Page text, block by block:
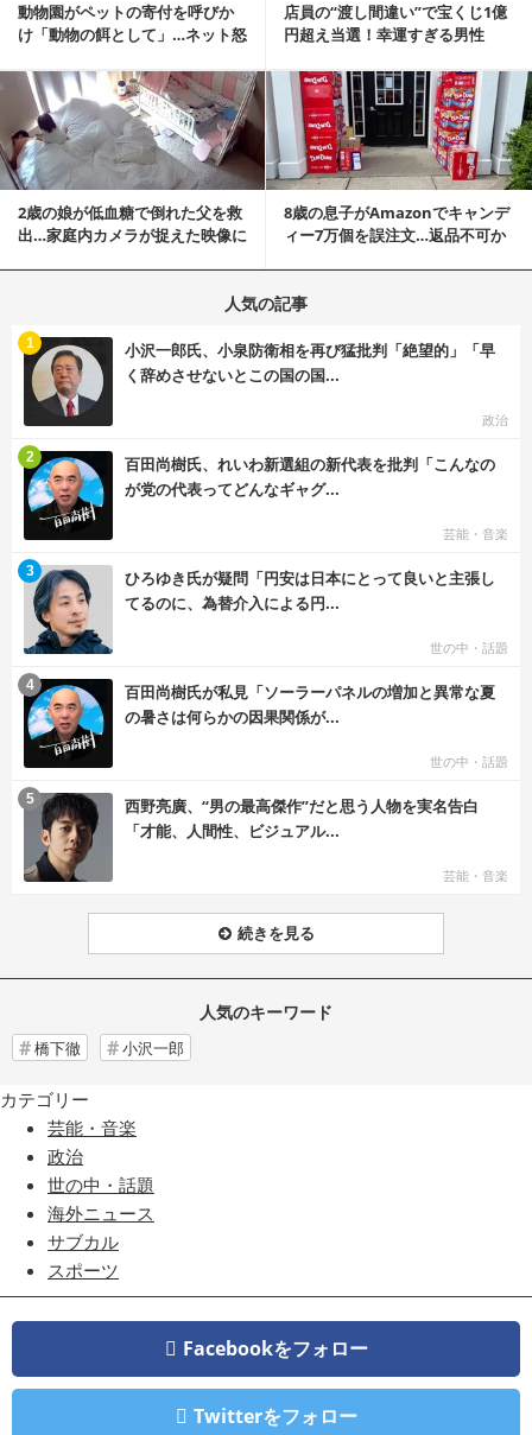
動物園がペットの寄付を呼びか
け「動物の餌として」…ネット怒
店員の“渡し間違い”で宝くじ1億
円超え当選！幸運すぎる男性
2歳の娘が低血糖で倒れた父を救
出…家庭内カメラが捉えた映像に
8歳の息子がAmazonでキャンデ
ィー7万個を誤注文…返品不可か
記事を読む
人気の記事
小沢一郎氏、小泉防衛相を再び猛批判「絶望的」「早
く辞めさせないとこの国の国...
政治
1
百田尚樹氏、れいわ新選組の新代表を批判「こんなの
が党の代表ってどんなギャグ...
芸能・音楽
2
ひろゆき氏が疑問「円安は日本にとって良いと主張し
てるのに、為替介入による円...
世の中・話題
3
百田尚樹氏が私見「ソーラーパネルの増加と異常な夏
の暑さは何らかの因果関係が...
世の中・話題
4
西野亮廣、“男の最高傑作”だと思う人物を実名告白
「才能、人間性、ビジュアル...
芸能・音楽
5
続きを見る
人気のキーワード
橋下徹 小沢一郎
カテゴリー
芸能・音楽
政治
世の中・話題
海外ニュース
サブカル
スポーツ
Facebookをフォロー
Twitterをフォロー